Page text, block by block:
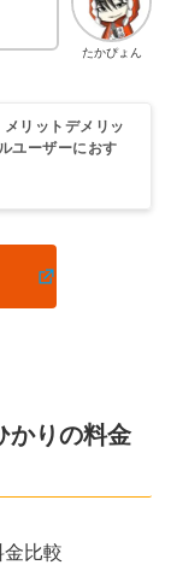
たかぴょん
リットデメリッ
ユーザーにおす
かりの料金